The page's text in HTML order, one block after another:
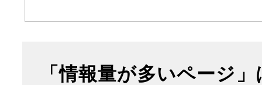
「情報量が多いページ